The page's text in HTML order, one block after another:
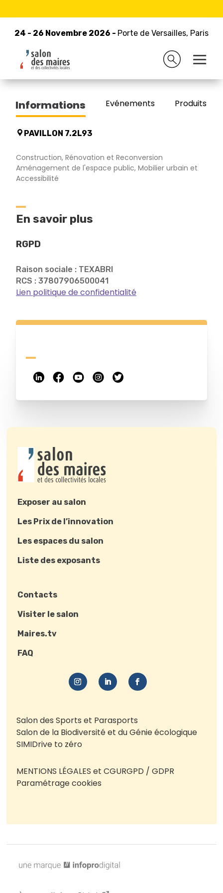
24 - 26 Novembre 2026 - Porte de Versailles, Paris
24 - 26 Novembre 2026 - Porte de Versailles, Paris
Retour à la liste des exposants
TEXABRI
Informations Evénements Produits/
PAVILLON 7.2L93
Construction, Rénovation et Reconversion
Aménagement de l'espace public, Mobilier urbain et
Accessibilité
En savoir plus
RGPD
Raison sociale : TEXABRI
RCS : 37807906500041
Lien politique de confidentialité
Exposer au salon
Les Prix de l’innovation
Les espaces du salon
Liste des exposants
Contacts
Visiter le salon
Maires.tv
FAQ
Salon des Sports et Parasports
Salon de la Biodiversité et du Génie écologique
SIMIDrive to zéro
MENTIONS LÉGALES et CGURGPD / GDPR
Paramétrage cookies